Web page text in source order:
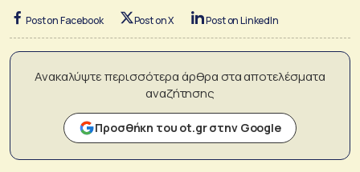
Post on Facebook Post on X Post on LinkedIn
Ανακαλύψτε περισσότερα άρθρα στα αποτελέσματα
αναζήτησης
Προσθήκη του ot.gr στην Google